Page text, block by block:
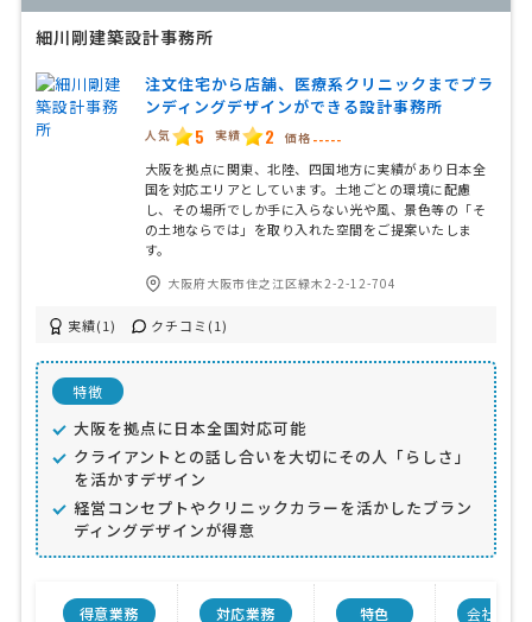
細川剛建築設計事務所
注文住宅から店舗、医療系クリニックまでブラ
ンディングデザインができる設計事務所
人気 5 実績 2 価格 -----
大阪を拠点に関東、北陸、四国地方に実績があり日本全
国を対応エリアとしています。土地ごとの環境に配慮
し、その場所でしか手に入らない光や風、景色等の「そ
の土地ならでは」を取り入れた空間をご提案いたしま
す。
大阪府大阪市住之江区緑木2-2-12-704
実績(1) クチコミ(1)
特徴
大阪を拠点に日本全国対応可能
クライアントとの話し合いを大切にその人「らしさ」
を活かすデザイン
経営コンセプトやクリニックカラーを活かしたブラン
ディングデザインが得意
得意業務 対応業務 特色 会社規模